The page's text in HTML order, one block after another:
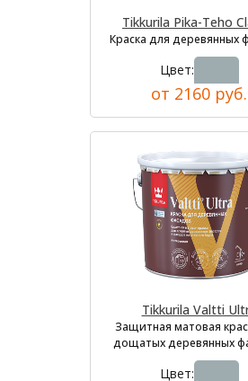
Tikkurila Pika-Teho
Краска для деревянных
Цвет:
от 2160 руб.
Tikkurila Valtti
Защитная матовая
дощатых деревянных
Цвет: